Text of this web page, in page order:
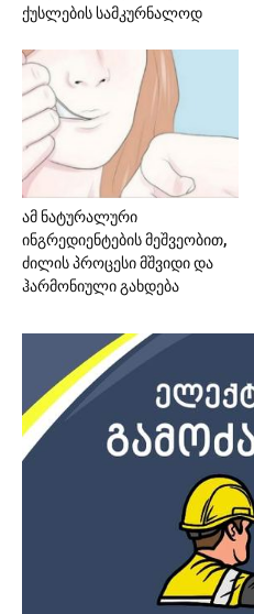
ქუსლების სამკურნალოდ
ამ ნატურალური
ინგრედიენტების მეშვეობით,
ძილის პროცესი მშვიდი და
ჰარმონიული გახდება